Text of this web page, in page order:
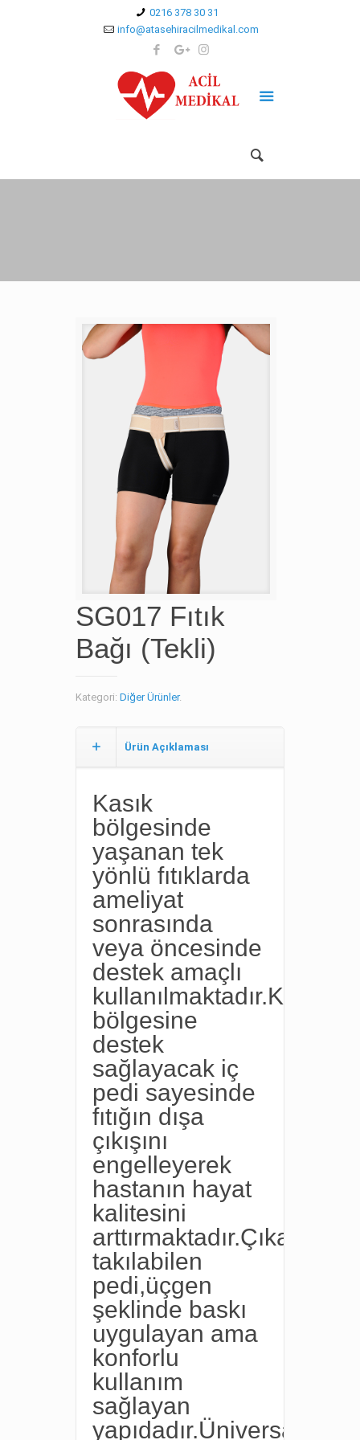
0216 378 30 31
info@atasehiracilmedikal.com
SG017 Fıtık
Bağı (Tekli)
Kategori: Diğer Ürünler.
Ürün Açıklaması
Kasık
bölgesinde
yaşanan tek
yönlü fıtıklarda
ameliyat
sonrasında
veya öncesinde
destek amaçlı
kullanılmaktadır.Kasık
bölgesine
destek
sağlayacak iç
pedi sayesinde
fıtığın dışa
çıkışını
engelleyerek
hastanın hayat
kalitesini
arttırmaktadır.Çıkarılıp
takılabilen
pedi,üçgen
şeklinde baskı
uygulayan ama
konforlu
kullanım
sağlayan
yapıdadır.Üniversal